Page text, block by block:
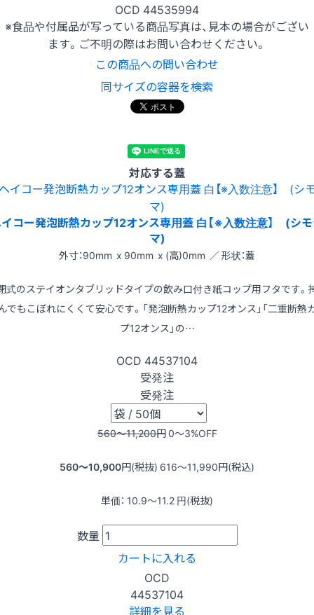
OCD 44535994
※食品や付属品が写っている商品写真は、見本の場合がござい
ます。ご不明の際はお問い合わせください。
この商品への問い合わせ
同サイズの容器を検索
対応する蓋
コー発泡断熱カップ12オンス専用蓋 白【※入数注意】 (シ
マ)
外寸：90mm x 90mm x (高)0mm ／ 形状：蓋
式のステイオンタブリッドタイプの飲み口付き紙コップ用フタです。
でもこぼれにくくて安心です。「発泡断熱カップ12オンス」「二重断熱
プ12オンス」の…
OCD 44537104
受発注
受発注
560〜11,200円0〜3%OFF
560〜10,900円(税抜) 616〜11,990円(税込)
単価： 10.9〜11.2 円(税抜)
数量
カートに入れる
OCD
44537104
詳細を見る